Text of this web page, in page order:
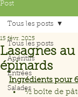
Post
Tous les posts
Apéritifs
Entrées
Salades
Tous les posts
Lasagnes
épinards
15 févr. 2025
Ingrédients pour
½ boîte de